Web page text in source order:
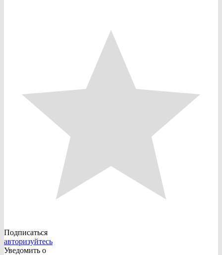
Подписаться
авторизуйтесь
Уведомить о